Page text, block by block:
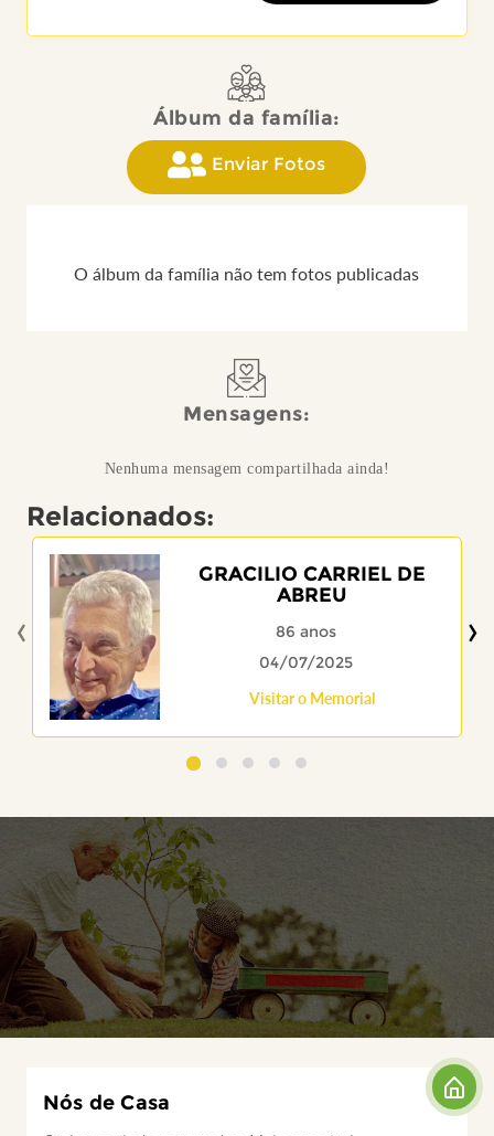
Álbum da família:
Enviar Fotos
O álbum da família não tem fotos publicadas
Mensagens:
Nenhuma mensagem compartilhada ainda!
Relacionados:
GRACILIO CARRIEL DE
ABREU
86 anos
04/07/2025
Visitar o Memorial
‹ ›
Nós de Casa